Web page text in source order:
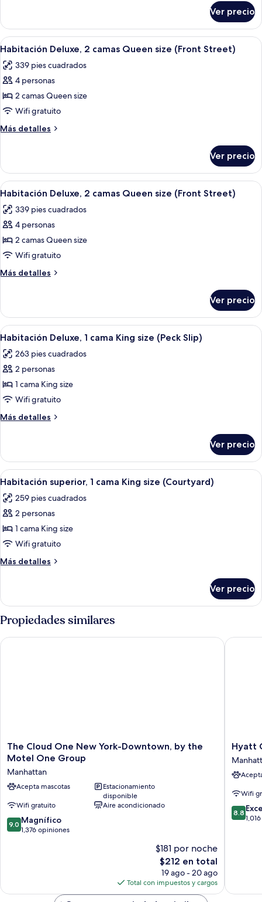
King
size
(FRONT
STREET
ADA)
Deluxe,
cama
size
(FRONT
ADA)
Ver precio
Abrir
todas
las
fotos
de
Habitación
Deluxe,
2
Queen
size
(Front
Street)
Habitación de hotel con dos camas,
5
Habitación Deluxe, 2 camas Queen size (Front Street)
339 pies cuadrados
4 personas
2 camas Queen size
Wifi gratuito
Más detalles
Más
Deluxe,
camas
size
(Front
Ver precio
Abrir
todas
las
fotos
de
Habitación
Deluxe,
2
Queen
size
(Front
Street)
Habitación de hotel con dos camas,
5
Habitación Deluxe, 2 camas Queen size (Front Street)
339 pies cuadrados
4 personas
2 camas Queen size
Wifi gratuito
Más detalles
Más
Deluxe,
camas
size
(Front
Ver precio
Abrir
todas
las
fotos
de
Habitación
Deluxe,
1
King
size
(Peck
Slip)
Habitación de hotel con una cama
5
Habitación Deluxe, 1 cama King size (Peck Slip)
263 pies cuadrados
2 personas
1 cama King size
Wifi gratuito
Más detalles
Más
Deluxe,
cama
size
(Peck
Ver precio
Abrir
todas
las
fotos
de
Habitación
superior,
1
King
size
(Courtyard)
Habitación de hotel con cama,
6
Habitación superior, 1 cama King size (Courtyard)
259 pies cuadrados
2 personas
1 cama King size
Wifi gratuito
Más detalles
Más
superior,
cama
size
Ver precio
Propiedades similares
The
Cloud
New
York-
by
the
Motel
The Cloud One New York-Downtown, by the
Motel One Group
Manhattan
Acepta mascotas
Estacionamiento
disponible
Wifi gratuito
Aire acondicionado
9.0
de
9.0 Magnífico
1,376 opiniones
$181 por noche
El
precio
actual
es
$212 en total
19 ago - 20 ago
Total con impuestos y cargos
The Cloud One New York-Downtown, by the Motel One
Hyatt
Centric
Wall
Street
York
Hyatt
Wifi
8.8
de
8.8
Hyatt